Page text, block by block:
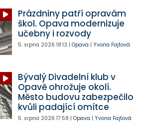
Prázdniny patří opravám
škol. Opava modernizuje
učebny i rozvody
5. srpna 2026 18:13 | Opava | Yvona Fajtová
Bývalý Divadelní klub v
Opavě ohrožuje okolí.
Město budovu zabezpečilo
kvůli padající omítce
5. srpna 2026 17:58 | Opava | Yvona Fajtová